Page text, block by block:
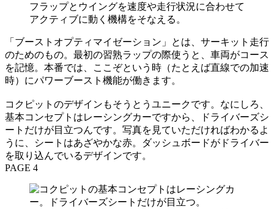
フラップとウイングを速度や走行状況に合わせて
アクティブに動く機構をそなえる。
「ブーストオプティマイゼーション」とは、サーキット走行
のためのもの。最初の習熟ラップの際使うと、車両がコース
を記憶。本番では、ここぞという時（たとえば直線での加速
時）にパワーブースト機能が働きます。
コクピットのデザインもそうとうユニークです。なにしろ、
基本コンセプトはレーシングカーですから、ドライバーズシ
ートだけが目立つんです。写真を見ていただければわかるよ
うに、シートはあざやかな赤。ダッシュボードがドライバー
を取り込んでいるデザインです。
PAGE 4